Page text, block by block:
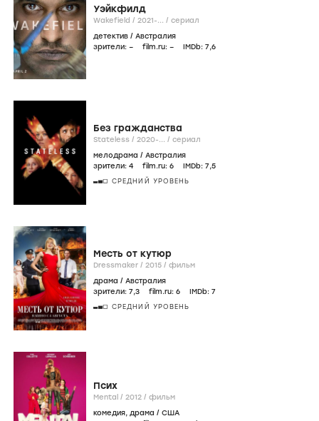
Уэйкфилд
Wakefield / 2021-... / сериал
детектив / Австралия
зрители: – film.ru: – IMDb: 7,6
Без гражданства
Stateless / 2020-... / сериал
мелодрама / Австралия
зрители: 4 film.ru: 6 IMDb: 7,5
СРЕДНИЙ УРОВЕНЬ
Месть от кутюр
Dressmaker / 2015 / фильм
драма / Австралия
зрители: 7,3 film.ru: 6 IMDb: 7
СРЕДНИЙ УРОВЕНЬ
Псих
Mental / 2012 / фильм
комедия, драма / США